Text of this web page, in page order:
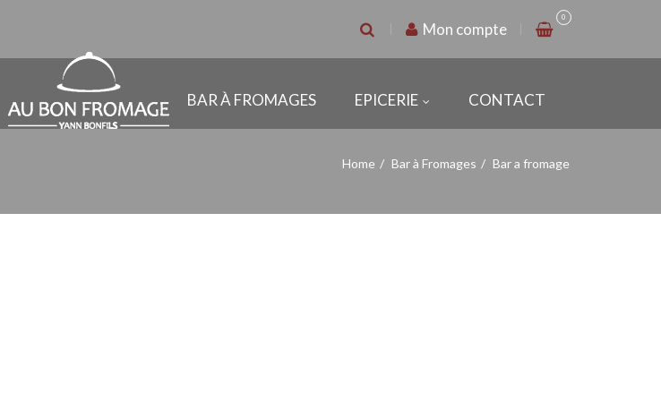
0
Mon compte
BAR À FROMAGES EPICERIE CONTACT
Home Bar à Fromages Bar a fromage